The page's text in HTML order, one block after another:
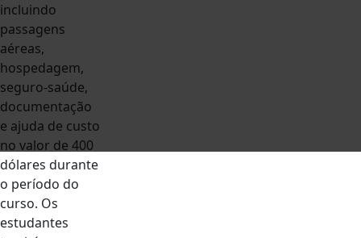
incluindo
passagens
aéreas,
hospedagem,
seguro-saúde,
documentação
e ajuda de custo
no valor de 400
dólares durante
o período do
curso. Os
estudantes